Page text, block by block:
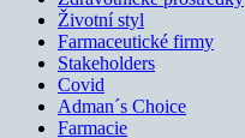
Životní styl
Farmaceutické firmy
Stakeholders
Covid
Adman´s Choice
Farmacie